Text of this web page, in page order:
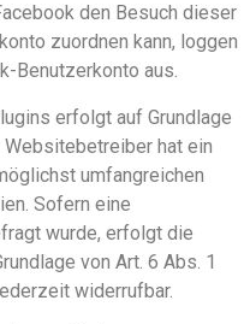
den Besuch dieser
zuordnen kann, loggen
Benutzerkonto aus.
erfolgt auf Grundlage
Websitebetreiber hat ein
umfangreichen
Sofern eine
wurde, erfolgt die
von Art. 6 Abs. 1
widerrufbar.